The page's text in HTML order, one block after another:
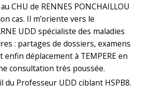
CHU de RENNES PONCHAILLOU
cas. Il m’oriente vers le
UDD spécialiste des maladies
: partages de dossiers, examens
enfin déplacement à TEMPERE en
consultation très poussée.
du Professeur UDD ciblant HSPB8.